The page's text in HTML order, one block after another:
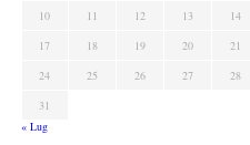
10
11 12 13 14
17
18 19 20 21
24
25 26 27 28
31
« Lug